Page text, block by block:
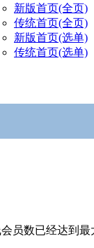
新版首页(全页)
传统首页(全页)
新版首页(选单)
传统首页(选单)
员数已经达到最